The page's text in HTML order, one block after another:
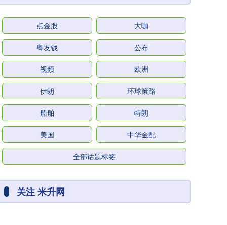
点金股 大咖
粤友钱 公布
视频 欧洲
伊朗 环球策路
船舶 特朗
美国 中华金配
全部话题标签
关注 米升网